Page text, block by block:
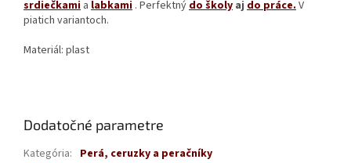
srdiečkami a labkami . Perfektnýdo školy aj do práce.V
piatich variantoch.
Materiál: plast
Dodatočné parametre
Kategória: Perá, ceruzky a peračníky